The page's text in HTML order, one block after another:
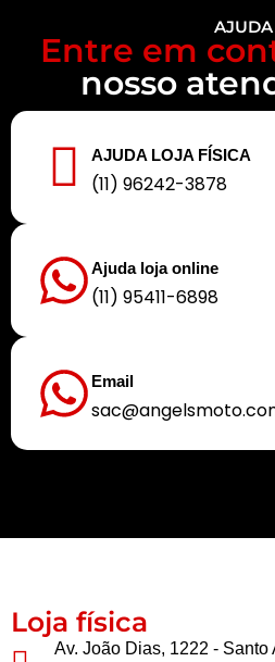
AJUDA
Entre em
nosso
AJUDA LOJA FÍSICA
(11) 96242-3878
Ajuda loja online
(11) 95411-6898
Email
Loja física
Av. João Dias, 1222 - Santo